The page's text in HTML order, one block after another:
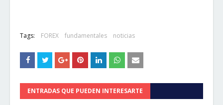
Tags: FOREX fundamentales noticias
ENTRADAS QUE PUEDEN INTERESARTE